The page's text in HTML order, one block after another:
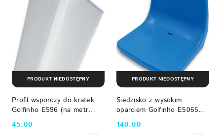
Profil wsporczy do kratek
Golfinho E596 (na metr
bieżący) Golfinho
Cena:
45.00
PRODUKT NIEDOSTĘPNY
Siedzisko z wysokim
oparciem Golfinho E5065
Golfinho
Cena:
140.00
PRODUKT NIEDOSTĘPNY